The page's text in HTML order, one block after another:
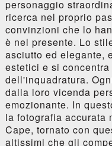
personaggio
ricerca nel proprio
convinzioni che lo
è nel presente. Lo
asciutto ed elegante,
estetici e si
dell'inquadratura.
dalla loro vicenda
emozionante. In
la fotografia accurata
Cape, tornato con
altissimi che gli